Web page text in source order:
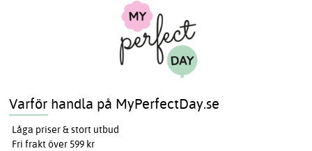
Varför handla på MyPerfectDay.se
Låga priser & stort utbud
Fri frakt över 599 kr